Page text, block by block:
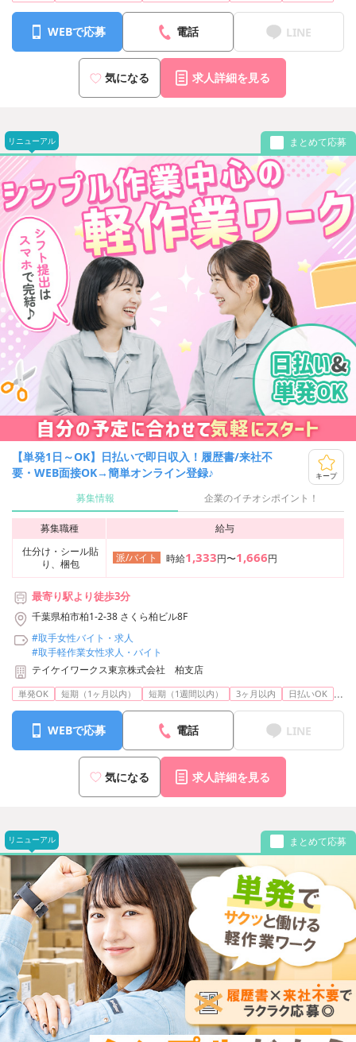
WEBで応募 電話 LINE
気になる 求人詳細を見る
リニューアル まとめて応募
【単発1日～OK】日払いで即日収入！履歴書/来社不
要・WEB面接OK→簡単オンライン登録♪
キープ
募集情報 企業のイチオシポイント！
募集職種
給与
仕分け・シール貼
り、梱包
派/バイト 時給1,333円〜1,666円
最寄り駅より徒歩3分
千葉県柏市柏1-2-38 さくら柏ビル8F
#取手女性バイト・求人
#取手軽作業女性求人・バイト
テイケイワークス東京株式会社 柏支店
単発OK 短期（1ヶ月以内） 短期（1週間以内） 3ヶ月以内 日払いOK ...
WEBで応募 電話 LINE
気になる 求人詳細を見る
リニューアル まとめて応募